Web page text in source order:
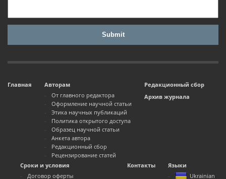
Главная
Авторам
От главного редактора
Оформление научной статьи
Этика научных публикаций
Политика открытого доступа
Образец научной статьи
Анкета автора
Редакционный сбор
Рецензирование статей
Редакционный сбор
Архив журнала
Сроки и условия
Договор оферты
Контакты
Языки
Ukrainian